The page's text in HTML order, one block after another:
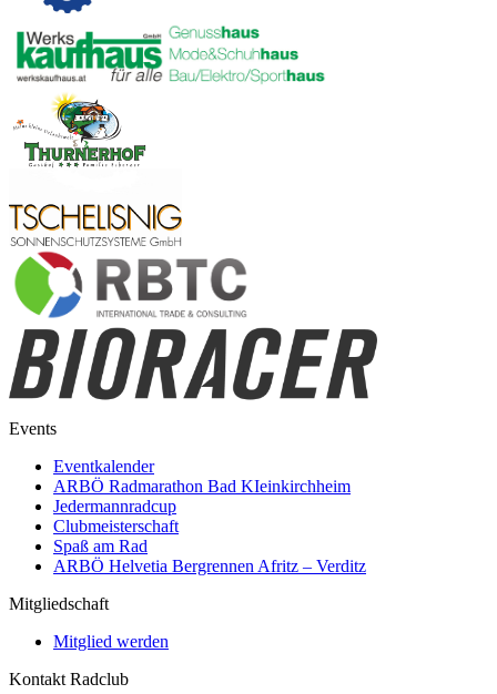
Events
Eventkalender
ARBÖ Radmarathon Bad KIeinkirchheim
Jedermannradcup
Clubmeisterschaft
Spaß am Rad
ARBÖ Helvetia Bergrennen Afritz – Verditz
Mitgliedschaft
Mitglied werden
Kontakt Radclub